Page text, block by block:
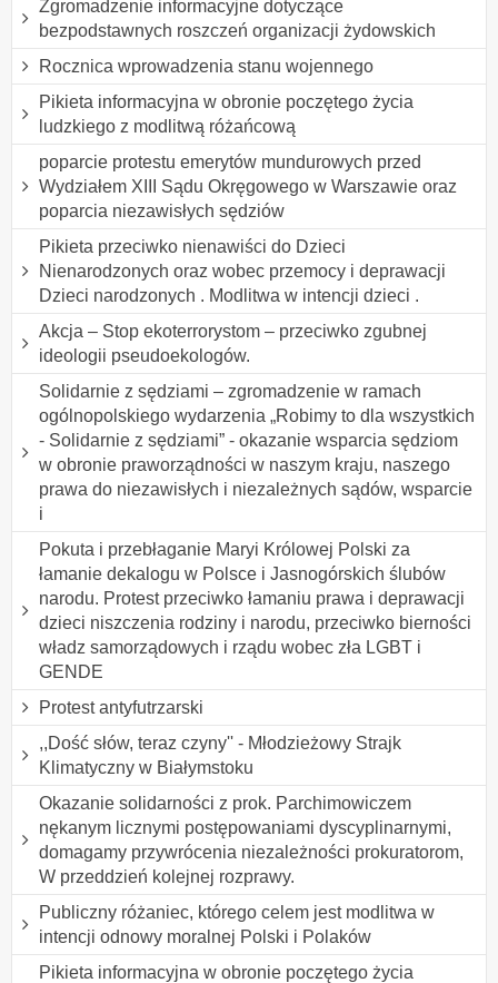
Zgromadzenie informacyjne dotyczące
bezpodstawnych roszczeń organizacji żydowskich
Rocznica wprowadzenia stanu wojennego
Pikieta informacyjna w obronie poczętego życia
ludzkiego z modlitwą różańcową
poparcie protestu emerytów mundurowych przed
Wydziałem XIII Sądu Okręgowego w Warszawie oraz
poparcia niezawisłych sędziów
Pikieta przeciwko nienawiści do Dzieci
Nienarodzonych oraz wobec przemocy i deprawacji
Dzieci narodzonych . Modlitwa w intencji dzieci .
Akcja – Stop ekoterrorystom – przeciwko zgubnej
ideologii pseudoekologów.
Solidarnie z sędziami – zgromadzenie w ramach
ogólnopolskiego wydarzenia „Robimy to dla wszystkich
- Solidarnie z sędziami” - okazanie wsparcia sędziom
w obronie praworządności w naszym kraju, naszego
prawa do niezawisłych i niezależnych sądów, wsparcie
i
Pokuta i przebłaganie Maryi Królowej Polski za
łamanie dekalogu w Polsce i Jasnogórskich ślubów
narodu. Protest przeciwko łamaniu prawa i deprawacji
dzieci niszczenia rodziny i narodu, przeciwko bierności
władz samorządowych i rządu wobec zła LGBT i
GENDE
Protest antyfutrzarski
,,Dość słów, teraz czyny'' - Młodzieżowy Strajk
Klimatyczny w Białymstoku
Okazanie solidarności z prok. Parchimowiczem
nękanym licznymi postępowaniami dyscyplinarnymi,
domagamy przywrócenia niezależności prokuratorom,
W przeddzień kolejnej rozprawy.
Publiczny różaniec, którego celem jest modlitwa w
intencji odnowy moralnej Polski i Polaków
Pikieta informacyjna w obronie poczętego życia